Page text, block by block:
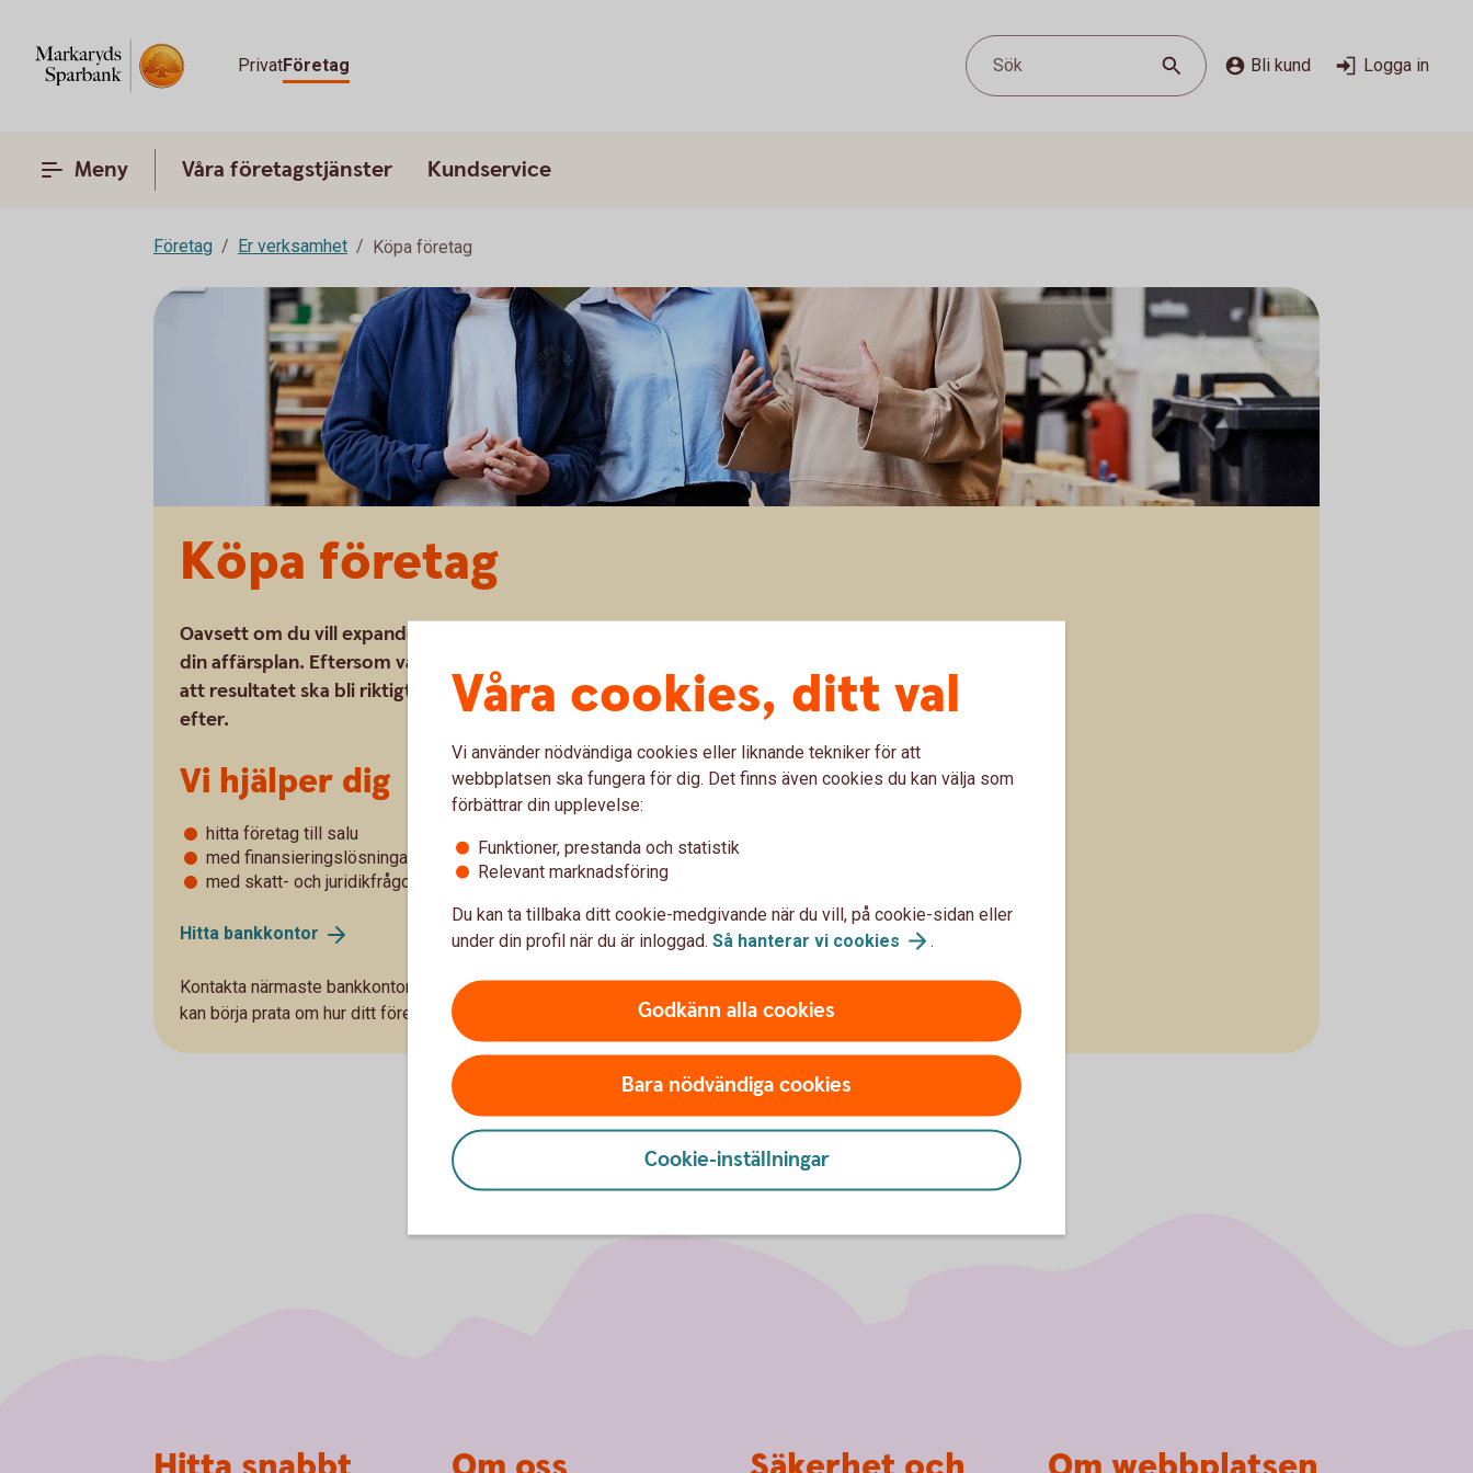
PrivatFöretag Sök Bli kund Logga in
Meny Våra företagstjänster Kundservice
Företag Er verksamhet Köpa företag
Köpa företag
Oavsett om du vill expandera eller slå dig in på en ny marknad hjälper vi dig hitta rätt utifrån
din affärsplan. Eftersom våra affärer bygger på långa relationer är vi lika angelägna som du
att resultatet ska bli riktigt bra. Därför är vi med genom hela processen – före, under och
efter.
Vi hjälper dig
hitta företag till salu
med finansieringslösningar som passar dig
med skatt- och juridikfrågor
Hitta bankkontor
Kontakta närmaste bankkontor och träffa en företagsrådgivare för ett första möte så vi
kan börja prata om hur ditt företag kan växa på bästa sätt.
Våra cookies, ditt val
Vi använder nödvändiga cookies eller liknande tekniker för att
webbplatsen ska fungera för dig. Det finns även cookies du kan välja som
förbättrar din upplevelse:
Funktioner, prestanda och statistik
Relevant marknadsföring
Du kan ta tillbaka ditt cookie-medgivande när du vill, på cookie-sidan eller
under din profil när du är inloggad. Så hanterar vi cookies .
Godkänn alla cookies
Bara nödvändiga cookies
Cookie-inställningar